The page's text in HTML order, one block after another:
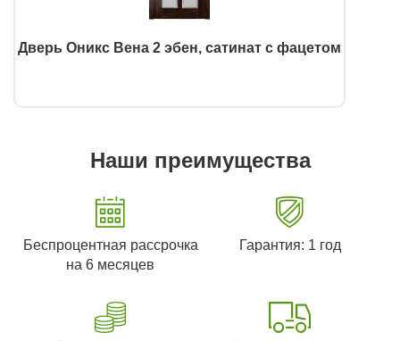
Дверь Оникс Вена 2 эбен, сатинат с фацетом
Наши преимущества
Беспроцентная рассрочка
на 6 месяцев
Гарантия: 1 год